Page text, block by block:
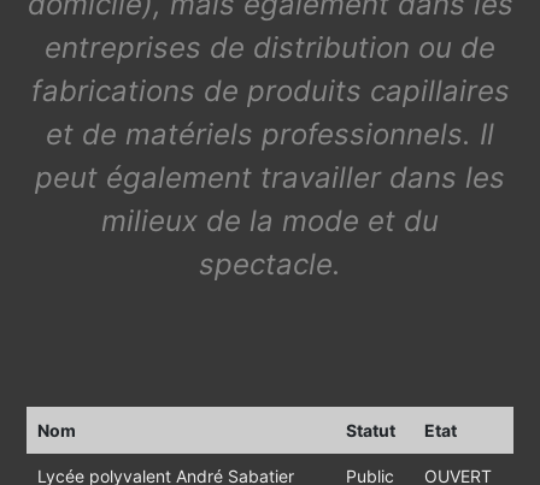
entreprises de distribution ou de
fabrications de produits capillaires
et de matériels professionnels. Il
peut également travailler dans les
milieux de la mode et du
spectacle.
Nom Statut Etat
Lycée polyvalent André Sabatier Public OUVERT